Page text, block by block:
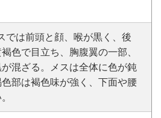
では前頭と顔、喉が黒く、後
色で目立ち、胸腹翼の一部、
混ざる。メスは全体に色が鈍
色部は褐色味が強く、下面や腰